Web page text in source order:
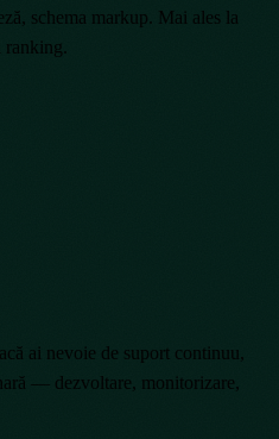
schema markup. Mai ales la
ranking.
ai nevoie de suport continuu,
— dezvoltare, monitorizare,